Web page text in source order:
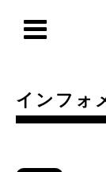
インフォ